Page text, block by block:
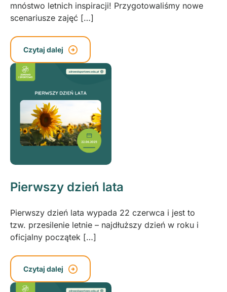
mnóstwo letnich inspiracji! Przygotowaliśmy nowe
scenariusze zajęć […]
Czytaj dalej
Pierwszy dzień lata
Pierwszy dzień lata wypada 22 czerwca i jest to
tzw. przesilenie letnie – najdłuższy dzień w roku i
oficjalny początek […]
Czytaj dalej